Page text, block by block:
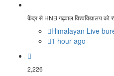
केंद्र से HNB गढ़वाल विश्वविद्यालय को
Himalayan Live
1 hour ago
2,226